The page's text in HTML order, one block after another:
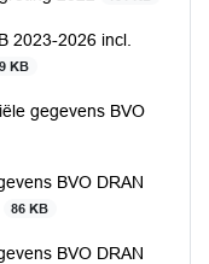
2023-2026 incl.
KB
gegevens BVO
BVO DRAN
86 KB
BVO DRAN